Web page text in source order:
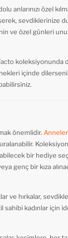
anlarınızı özel
sevdiklerinize
ve özel günleri
koleksiyonunda
içinde
önemlidir.
bir hediye
genç bir kıza
hırkalar,
kadınlar için